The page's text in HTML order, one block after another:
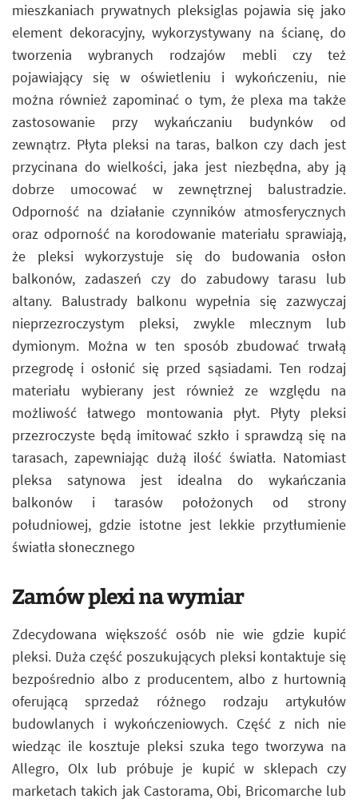
mieszkaniach prywatnych pleksiglas pojawia się jako
element dekoracyjny, wykorzystywany na ścianę, do
tworzenia wybranych rodzajów mebli czy też
pojawiający się w oświetleniu i wykończeniu, nie
można również zapominać o tym, że plexa ma także
zastosowanie przy wykańczaniu budynków od
zewnątrz. Płyta pleksi na taras, balkon czy dach jest
przycinana do wielkości, jaka jest niezbędna, aby ją
dobrze umocować w zewnętrznej balustradzie.
Odporność na działanie czynników atmosferycznych
oraz odporność na korodowanie materiału sprawiają,
że pleksi wykorzystuje się do budowania osłon
balkonów, zadaszeń czy do zabudowy tarasu lub
altany. Balustrady balkonu wypełnia się zazwyczaj
nieprzezroczystym pleksi, zwykle mlecznym lub
dymionym. Można w ten sposób zbudować trwałą
przegrodę i osłonić się przed sąsiadami. Ten rodzaj
materiału wybierany jest również ze względu na
możliwość łatwego montowania płyt. Płyty pleksi
przezroczyste będą imitować szkło i sprawdzą się na
tarasach, zapewniając dużą ilość światła. Natomiast
pleksa satynowa jest idealna do wykańczania
balkonów i tarasów położonych od strony
południowej, gdzie istotne jest lekkie przytłumienie
światła słonecznego
Zamów plexi na wymiar
Zdecydowana większość osób nie wie gdzie kupić
pleksi. Duża część poszukujących pleksi kontaktuje się
bezpośrednio albo z producentem, albo z hurtownią
oferującą sprzedaż różnego rodzaju artykułów
budowlanych i wykończeniowych. Część z nich nie
wiedząc ile kosztuje pleksi szuka tego tworzywa na
Allegro, Olx lub próbuje je kupić w sklepach czy
marketach takich jak Castorama, Obi, Bricomarche lub